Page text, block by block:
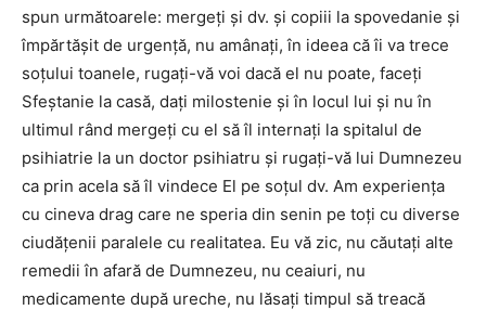
spun următoarele: mergeţi şi dv. şi copiii la spovedanie şi
împărtăşit de urgenţă, nu amânaţi, în ideea că îi va trece
soţului toanele, rugaţi-vă voi dacă el nu poate, faceţi
Sfeştanie la casă, daţi milostenie şi în locul lui şi nu în
ultimul rând mergeţi cu el să îl internaţi la spitalul de
psihiatrie la un doctor psihiatru şi rugaţi-vă lui Dumnezeu
ca prin acela să îl vindece El pe soţul dv. Am experienţa
cu cineva drag care ne speria din senin pe toţi cu diverse
ciudăţenii paralele cu realitatea. Eu vă zic, nu căutaţi alte
remedii în afară de Dumnezeu, nu ceaiuri, nu
medicamente după ureche, nu lăsaţi timpul să treacă